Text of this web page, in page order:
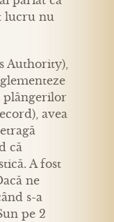
lucru nu
Authority),
plângerilor
avea
că
A fost
ne
s-a
pe 2